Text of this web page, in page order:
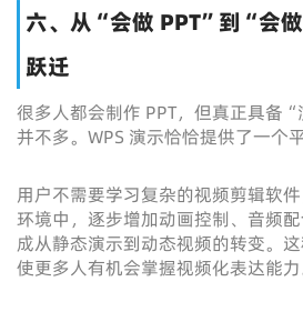
六、从“会做 PPT”到“会
跃迁
很多人都会制作 PPT，但真正具备
并不多。WPS 演示恰恰提供了一个
用户不需要学习复杂的视频剪辑软
环境中，逐步增加动画控制、音频
成从静态演示到动态视频的转变。这
使更多人有机会掌握视频化表达能力